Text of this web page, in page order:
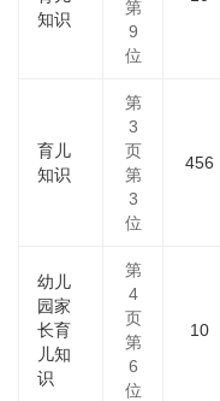
知识
第
9
位
育儿
知识
第
3
页
第
3
位
456
幼儿
园家
长育
儿知
识
第
4
页
第
6
位
10